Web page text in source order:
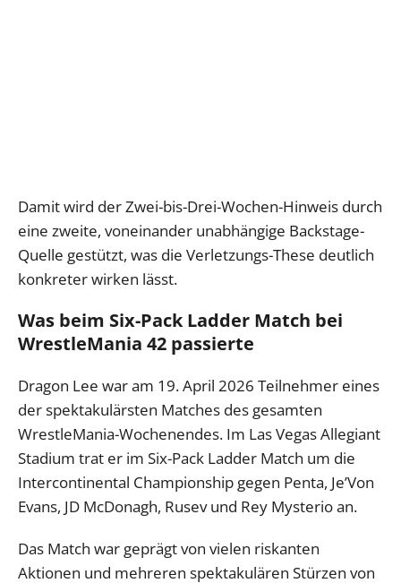
Damit wird der Zwei-bis-Drei-Wochen-Hinweis durch
eine zweite, voneinander unabhängige Backstage-
Quelle gestützt, was die Verletzungs-These deutlich
konkreter wirken lässt.
Was beim Six-Pack Ladder Match bei
WrestleMania 42 passierte
Dragon Lee war am 19. April 2026 Teilnehmer eines
der spektakulärsten Matches des gesamten
WrestleMania-Wochenendes. Im Las Vegas Allegiant
Stadium trat er im Six-Pack Ladder Match um die
Intercontinental Championship gegen Penta, Je’Von
Evans, JD McDonagh, Rusev und Rey Mysterio an.
Das Match war geprägt von vielen riskanten
Aktionen und mehreren spektakulären Stürzen von